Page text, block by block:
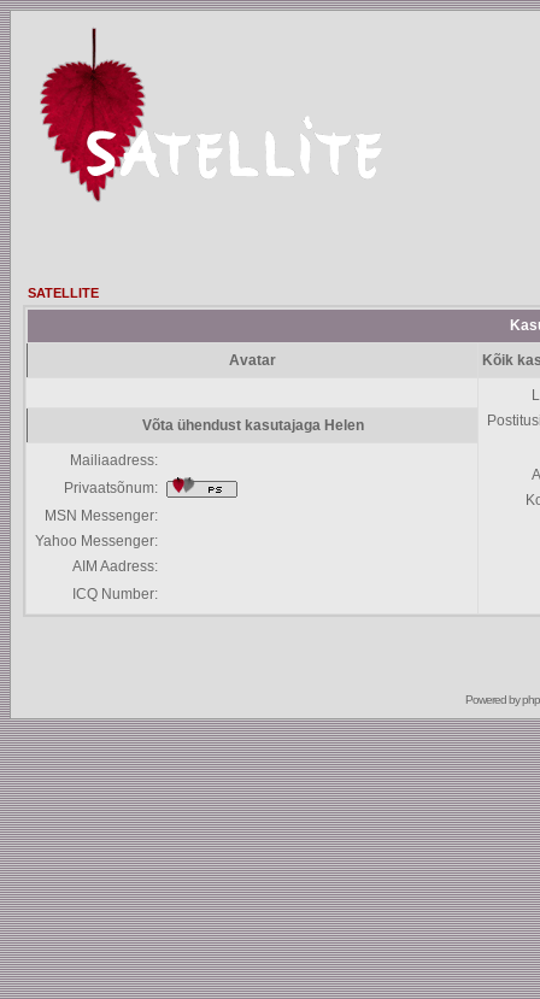
SATELLITE
Avatar Kõik
Võta ühendust kasutajaga Helen
Mailiaadress:
Privaatsõnum:
MSN Messenger:
Yahoo Messenger:
AIM Aadress:
ICQ Number:
Powered by